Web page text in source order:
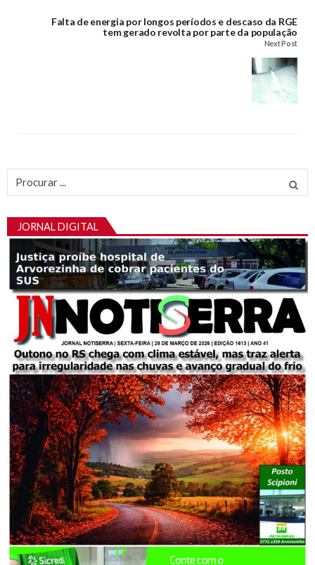
Falta de energia por longos períodos e descaso da RGE
tem gerado revolta por parte da população
Next Post
Procurar
JORNAL DIGITAL